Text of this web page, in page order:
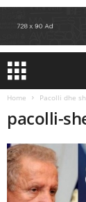
Home Pacolli dhe
pacolli-